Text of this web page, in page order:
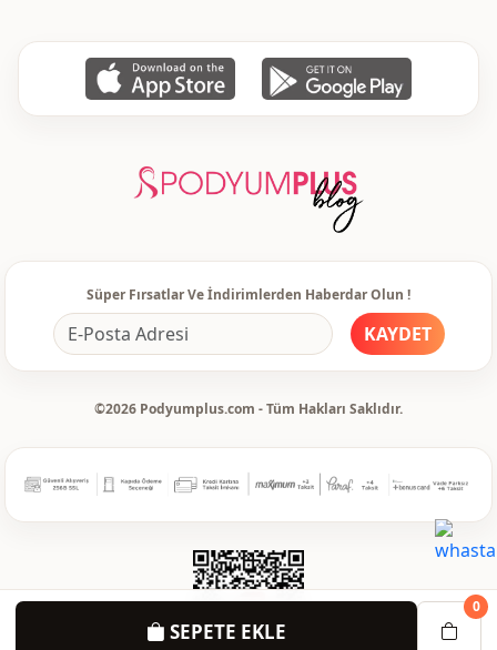
SEPETE EKLE
0
Süper Fırsatlar Ve İndirimlerden Haberdar Olun !
KAYDET
©2026 Podyumplus.com - Tüm Hakları Saklıdır.